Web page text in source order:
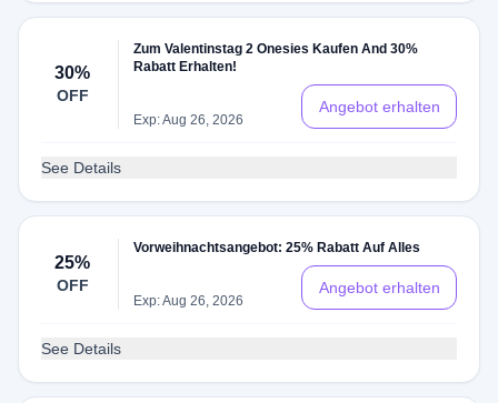
30%
OFF
Zum Valentinstag 2 Onesies Kaufen And 30%
Rabatt Erhalten!
Exp: Aug 26, 2026
Angebot erhalten
See Details
25%
OFF
Vorweihnachtsangebot: 25% Rabatt Auf Alles
Exp: Aug 26, 2026
Angebot erhalten
See Details